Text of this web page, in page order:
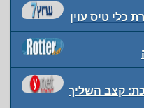
כלי טיס עוין
קצב השליך